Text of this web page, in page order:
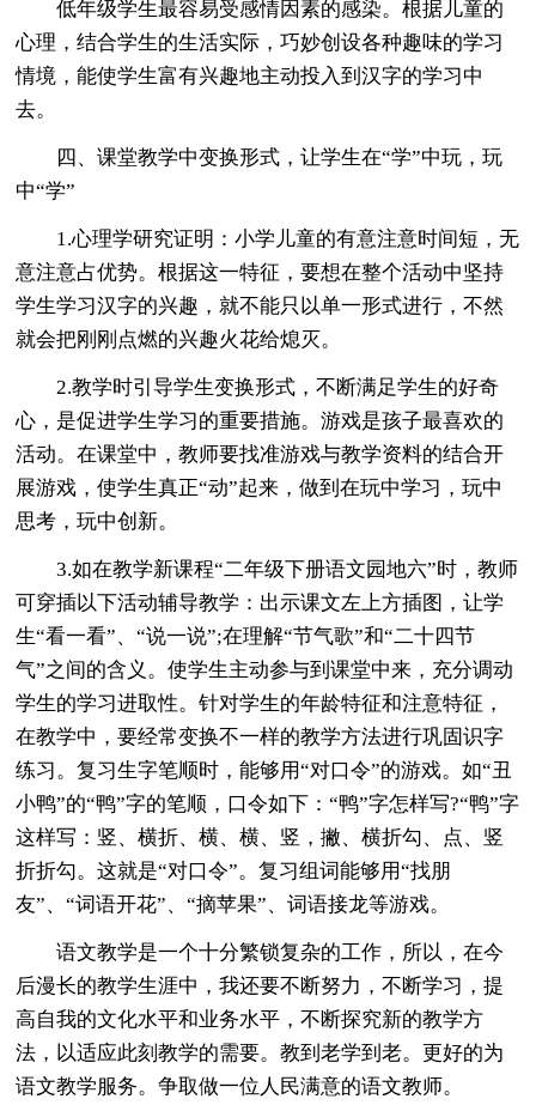
低年级学生最容易受感情因素的感染。根据儿童的
心理，结合学生的生活实际，巧妙创设各种趣味的学习
情境，能使学生富有兴趣地主动投入到汉字的学习中
去。
四、课堂教学中变换形式，让学生在“学”中玩，玩
中“学”
1.心理学研究证明：小学儿童的有意注意时间短，无
意注意占优势。根据这一特征，要想在整个活动中坚持
学生学习汉字的兴趣，就不能只以单一形式进行，不然
就会把刚刚点燃的兴趣火花给熄灭。
2.教学时引导学生变换形式，不断满足学生的好奇
心，是促进学生学习的重要措施。游戏是孩子最喜欢的
活动。在课堂中，教师要找准游戏与教学资料的结合开
展游戏，使学生真正“动”起来，做到在玩中学习，玩中
思考，玩中创新。
3.如在教学新课程“二年级下册语文园地六”时，教师
可穿插以下活动辅导教学：出示课文左上方插图，让学
生“看一看”、“说一说”;在理解“节气歌”和“二十四节
气”之间的含义。使学生主动参与到课堂中来，充分调动
学生的学习进取性。针对学生的年龄特征和注意特征，
在教学中，要经常变换不一样的教学方法进行巩固识字
练习。复习生字笔顺时，能够用“对口令”的游戏。如“丑
小鸭”的“鸭”字的笔顺，口令如下：“鸭”字怎样写?“鸭”字
这样写：竖、横折、横、横、竖，撇、横折勾、点、竖
折折勾。这就是“对口令”。复习组词能够用“找朋
友”、“词语开花”、“摘苹果”、词语接龙等游戏。
语文教学是一个十分繁锁复杂的工作，所以，在今
后漫长的教学生涯中，我还要不断努力，不断学习，提
高自我的文化水平和业务水平，不断探究新的教学方
法，以适应此刻教学的需要。教到老学到老。更好的为
语文教学服务。争取做一位人民满意的语文教师。